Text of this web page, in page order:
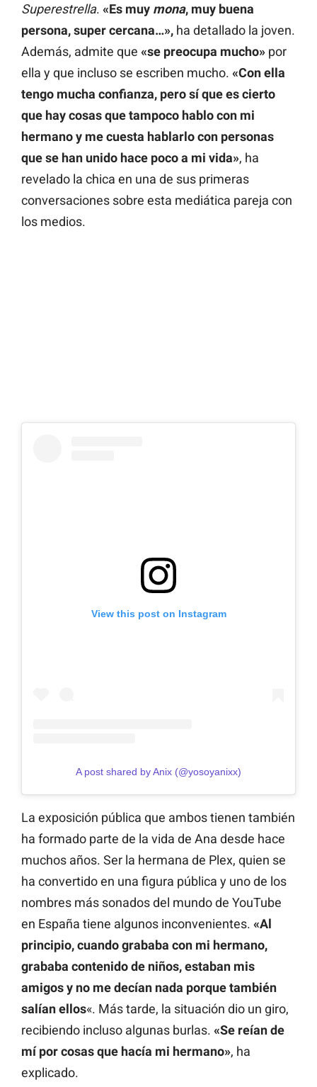
Superestrella. «Es muy mona, muy buena
persona, super cercana…», ha detallado la joven.
Además, admite que «se preocupa mucho» por
ella y que incluso se escriben mucho. «Con ella
tengo mucha confianza, pero sí que es cierto
que hay cosas que tampoco hablo con mi
hermano y me cuesta hablarlo con personas
que se han unido hace poco a mi vida», ha
revelado la chica en una de sus primeras
conversaciones sobre esta mediática pareja con
los medios.
View this post on Instagram
A post shared by Anix (@yosoyanixx)
La exposición pública que ambos tienen también
ha formado parte de la vida de Ana desde hace
muchos años. Ser la hermana de Plex, quien se
ha convertido en una figura pública y uno de los
nombres más sonados del mundo de YouTube
en España tiene algunos inconvenientes. «Al
principio, cuando grababa con mi hermano,
grababa contenido de niños, estaban mis
amigos y no me decían nada porque también
salían ellos«. Más tarde, la situación dio un giro,
recibiendo incluso algunas burlas. «Se reían de
mí por cosas que hacía mi hermano», ha
explicado.